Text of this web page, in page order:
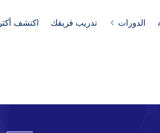
الدورات تدريب فريقك اكتشف أكثر